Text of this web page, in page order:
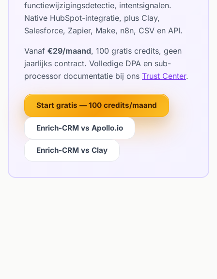
functiewijzigingsdetectie, intentsignalen.
Native HubSpot-integratie, plus Clay,
Salesforce, Zapier, Make, n8n, CSV en API.
Vanaf €29/maand, 100 gratis credits, geen
jaarlijks contract. Volledige DPA en sub-
processor documentatie bij ons Trust Center.
Start gratis — 100 credits/maand
Enrich-CRM vs Apollo.io
Enrich-CRM vs Clay